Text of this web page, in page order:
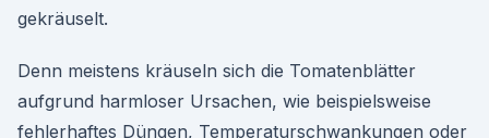
gekräuselt.
Denn meistens kräuseln sich die Tomatenblätter
aufgrund harmloser Ursachen, wie beispielsweise
fehlerhaftes Düngen, Temperaturschwankungen oder